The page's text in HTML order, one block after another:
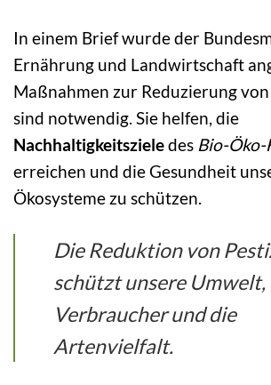
In einem Brief wurde der
Ernährung und Landwirtschaft
Maßnahmen zur Reduzierung
sind notwendig. Sie helfen, die
Nachhaltigkeitszieledes Bio-Öko-
erreichen und die Gesundheit
Ökosysteme zu schützen.
Die Reduktion von
schützt unsere Umwelt,
Verbraucher und die
Artenvielfalt.